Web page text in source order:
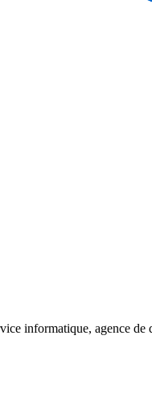
informatique, agence